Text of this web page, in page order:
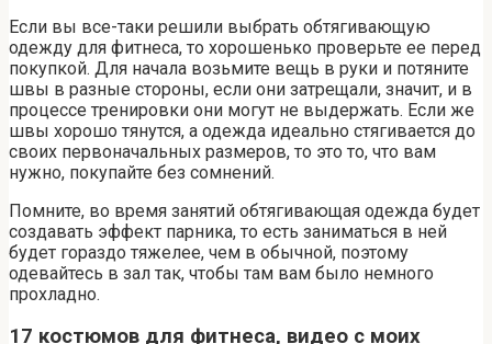
Если вы все-таки решили выбрать обтягивающую
одежду для фитнеса, то хорошенько проверьте ее перед
покупкой. Для начала возьмите вещь в руки и потяните
швы в разные стороны, если они затрещали, значит, и в
процессе тренировки они могут не выдержать. Если же
швы хорошо тянутся, а одежда идеально стягивается до
своих первоначальных размеров, то это то, что вам
нужно, покупайте без сомнений.
Помните, во время занятий обтягивающая одежда будет
создавать эффект парника, то есть заниматься в ней
будет гораздо тяжелее, чем в обычной, поэтому
одевайтесь в зал так, чтобы там вам было немного
прохладно.
17 костюмов для фитнеса, видео с моих